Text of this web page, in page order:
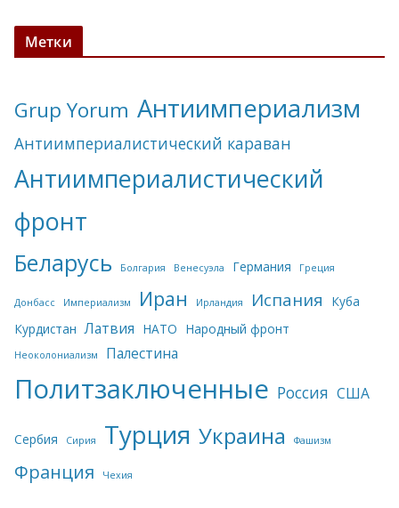
Метки
Grup Yorum Антиимпериализм
Антиимпериалистический караван
Антиимпериалистический
фронт
Беларусь Болгария Венесуэла Германия Греция
Донбасс Империализм Иран Ирландия Испания
Куба
Курдистан Латвия НАТО Народный фронт
Неоколониализм Палестина
Политзаключенные Россия США
Сербия Сирия Турция Украина Фашизм
Франция Чехия